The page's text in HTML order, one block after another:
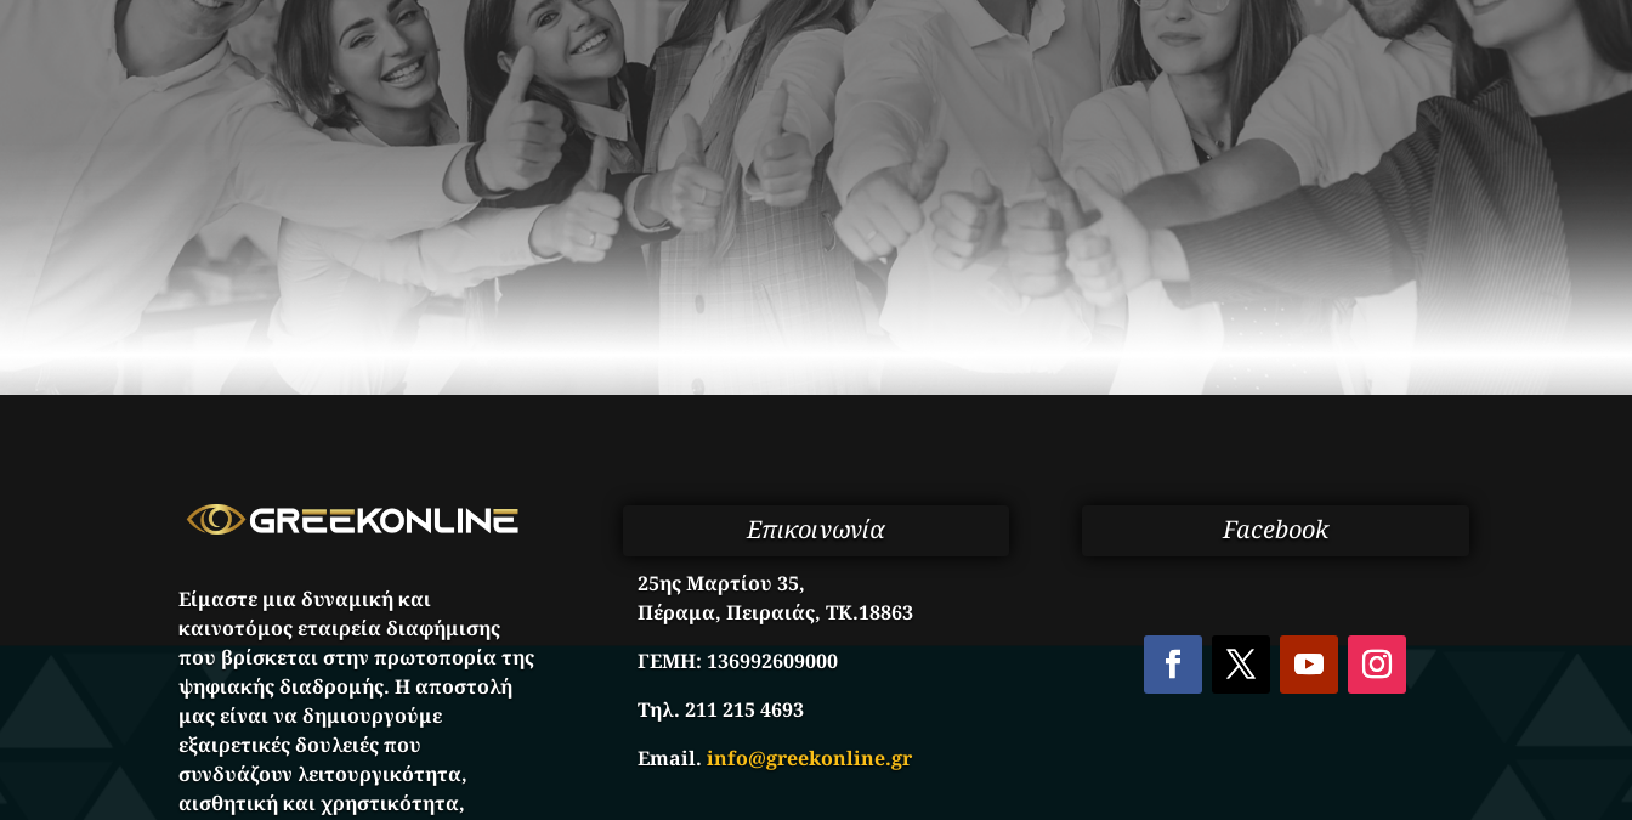
Είμαστε μια δυναμική και
καινοτόμος εταιρεία διαφήμισης
που βρίσκεται στην πρωτοπορία της
ψηφιακής διαδρομής. Η αποστολή
μας είναι να δημιουργούμε
εξαιρετικές δουλειές που
συνδυάζουν λειτουργικότητα,
αισθητική και χρηστικότητα,
Επικοινωνία
25ης Μαρτίου 35,
Πέραμα, Πειραιάς, ΤΚ.18863
ΓΕΜΗ:136992609000
Τηλ. 211 215 4693
Email.info@greekonline.gr
Facebook